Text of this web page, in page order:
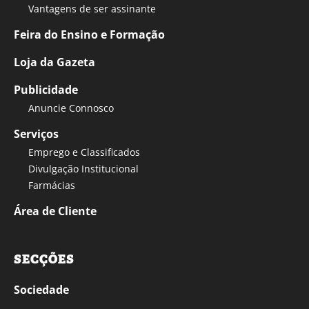
Vantagens de ser assinante
Feira do Ensino e Formação
Loja da Gazeta
Publicidade
Anuncie Connosco
Serviços
Emprego e Classificados
Divulgação Institucional
Farmácias
Área de Cliente
SECÇÕES
Sociedade